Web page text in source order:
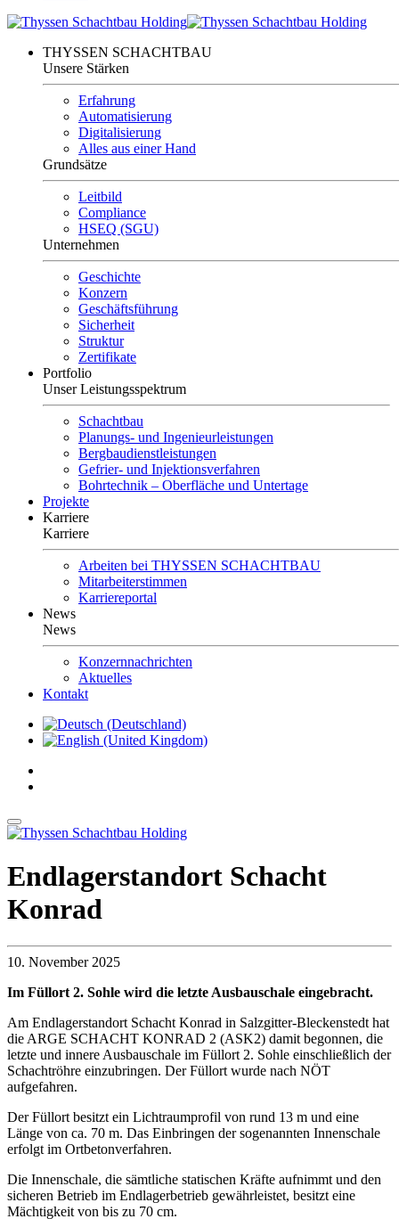
THYSSEN SCHACHTBAU
Unsere Stärken
Erfahrung
Automatisierung
Digitalisierung
Alles aus einer Hand
Grundsätze
Leitbild
Compliance
HSEQ (SGU)
Unternehmen
Geschichte
Konzern
Geschäftsführung
Sicherheit
Struktur
Zertifikate
Portfolio
Unser Leistungsspektrum
Schachtbau
Planungs- und Ingenieurleistungen
Bergbaudienstleistungen
Gefrier- und Injektionsverfahren
Bohrtechnik – Oberfläche und Untertage
Projekte
Karriere
Karriere
Arbeiten bei THYSSEN SCHACHTBAU
Mitarbeiterstimmen
Karriereportal
News
News
Konzernnachrichten
Aktuelles
Kontakt
Endlagerstandort Schacht
Konrad
10. November 2025
Im Füllort 2. Sohle wird die letzte Ausbauschale eingebracht.
Am Endlagerstandort Schacht Konrad in Salzgitter-Bleckenstedt hat
die ARGE SCHACHT KONRAD 2 (ASK2) damit begonnen, die
letzte und innere Ausbauschale im Füllort 2. Sohle einschließlich der
Schachtröhre einzubringen. Der Füllort wurde nach NÖT
aufgefahren.
Der Füllort besitzt ein Lichtraumprofil von rund 13 m und eine
Länge von ca. 70 m. Das Einbringen der sogenannten Innenschale
erfolgt im Ortbetonverfahren.
Die Innenschale, die sämtliche statischen Kräfte aufnimmt und den
sicheren Betrieb im Endlagerbetrieb gewährleistet, besitzt eine
Mächtigkeit von bis zu 70 cm.